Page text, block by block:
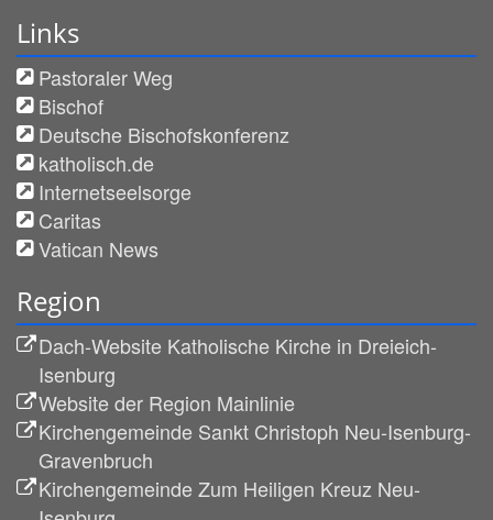
Links
Pastoraler Weg
Bischof
Deutsche Bischofskonferenz
katholisch.de
Internetseelsorge
Caritas
Vatican News
Region
Dach-Website Katholische Kirche in Dreieich-
Isenburg
Website der Region Mainlinie
Kirchengemeinde Sankt Christoph Neu-Isenburg-
Gravenbruch
Kirchengemeinde Zum Heiligen Kreuz Neu-